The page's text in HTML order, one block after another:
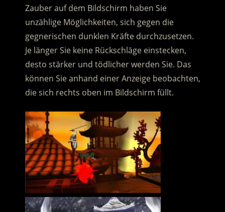
Zauber auf dem Bildschirm haben Sie
unzählige Möglichkeiten, sich gegen die
gegnerischen dunklen Kräfte durchzusetzen.
Je länger Sie keine Rückschläge einstecken,
desto stärker und tödlicher werden Sie. Das
können Sie anhand einer Anzeige beobachten,
die sich rechts oben im Bildschirm füllt.
…